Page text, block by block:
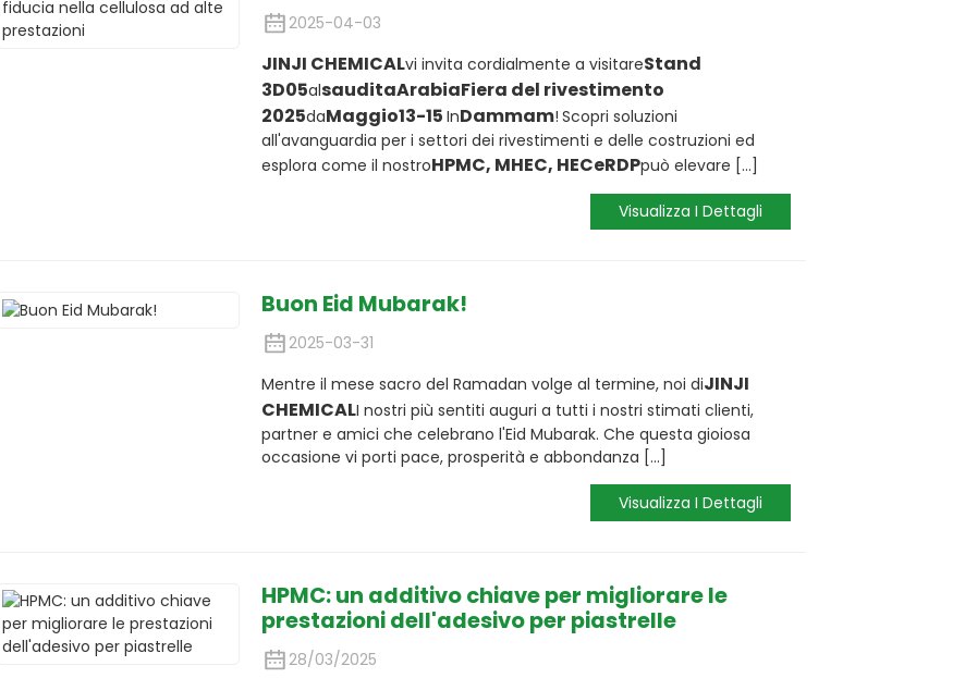
2025-04-03
JINJI CHEMICALvi invita cordialmente a visitareStand
3D05alsauditaArabiaFiera del rivestimento
2025daMaggio13-15 InDammam! Scopri soluzioni
all'avanguardia per i settori dei rivestimenti e delle costruzioni ed
esplora come il nostroHPMC, MHEC, HECeRDPpuò elevare [...]
Visualizza I Dettagli
Buon Eid Mubarak!
2025-03-31
Mentre il mese sacro del Ramadan volge al termine, noi diJINJI
CHEMICALI nostri più sentiti auguri a tutti i nostri stimati clienti,
partner e amici che celebrano l'Eid Mubarak. Che questa gioiosa
occasione vi porti pace, prosperità e abbondanza [...]
Visualizza I Dettagli
HPMC: un additivo chiave per migliorare le
prestazioni dell'adesivo per piastrelle
28/03/2025